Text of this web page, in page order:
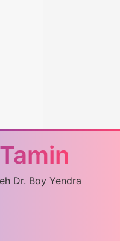
Dr. Boy Yendra